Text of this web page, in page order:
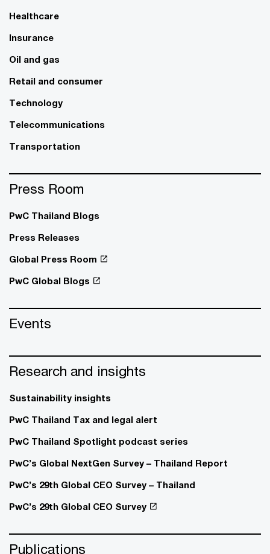
Healthcare
Insurance
Oil and gas
Retail and consumer
Technology
Telecommunications
Transportation
Press Room
PwC Thailand Blogs
Press Releases
Global Press Room
PwC Global Blogs
Events
Research and insights
Sustainability insights
PwC Thailand Tax and legal alert
PwC Thailand Spotlight podcast series
PwC’s Global NextGen Survey – Thailand Report
PwC’s 29th Global CEO Survey – Thailand
PwC’s 29th Global CEO Survey
Publications